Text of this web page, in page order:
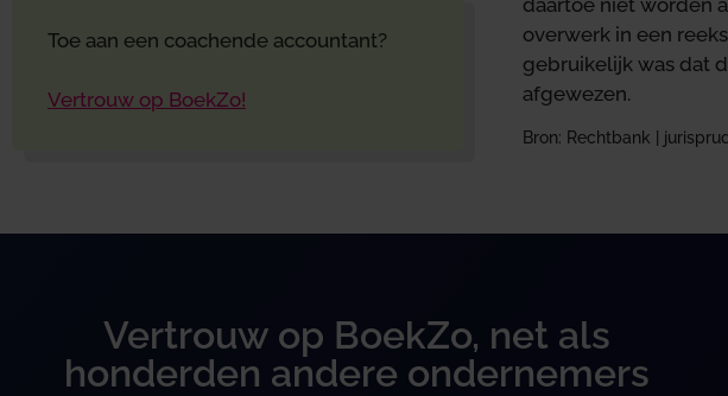
Toe aan een coachende accountant?
Vertrouw op BoekZo!
overwerk in een
gebruikelijk was dat
afgewezen.
Bron: Rechtbank |
Vertrouw op BoekZo, net als
honderden andere ondernemers